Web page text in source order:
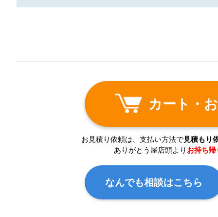
カート・
お見積り依頼は、支払い方法で見積もり
ありがとう屋店頭より お持ち帰
なんでも相談はこちら